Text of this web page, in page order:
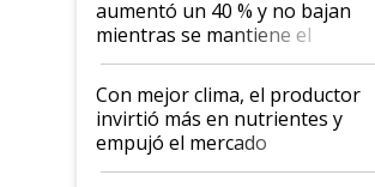
aumentó un 40 % y no bajan
mientras se mantiene el
conflicto en Medio Oriente
Con mejor clima, el productor
invirtió más en nutrientes y
empujó el mercado